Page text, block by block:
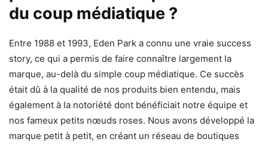
du coup médiatique ?
Entre 1988 et 1993, Eden Park a connu une vraie success
story, ce qui a permis de faire connaître largement la
marque, au-delà du simple coup médiatique. Ce succès
était dû à la qualité de nos produits bien entendu, mais
également à la notoriété dont bénéficiait notre équipe et
nos fameux petits nœuds roses. Nous avons développé la
marque petit à petit, en créant un réseau de boutiques